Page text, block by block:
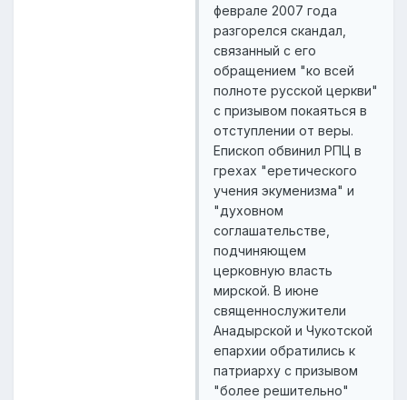
феврале 2007 года
разгорелся скандал,
связанный с его
обращением "ко всей
полноте русской церкви"
с призывом покаяться в
отступлении от веры.
Епископ обвинил РПЦ в
грехах "еретического
учения экуменизма" и
"духовном
соглашательстве,
подчиняющем
церковную власть
мирской. В июне
священнослужители
Анадырской и Чукотской
епархии обратились к
патриарху с призывом
"более решительно"